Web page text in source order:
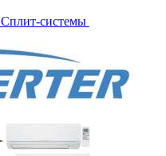
Сплит-системы